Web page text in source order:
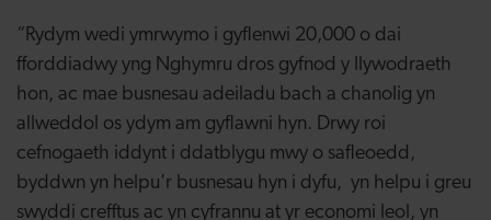
“Rydym wedi ymrwymo i gyflenwi 20,000 o dai
fforddiadwy yng Nghymru dros gyfnod y llywodraeth
hon, ac mae busnesau adeiladu bach a chanolig yn
allweddol os ydym am gyflawni hyn. Drwy roi
cefnogaeth iddynt i ddatblygu mwy o safleoedd,
byddwn yn helpu'r busnesau hyn i dyfu, yn helpu i greu
swyddi crefftus ac yn cyfrannu at yr economi leol, yn